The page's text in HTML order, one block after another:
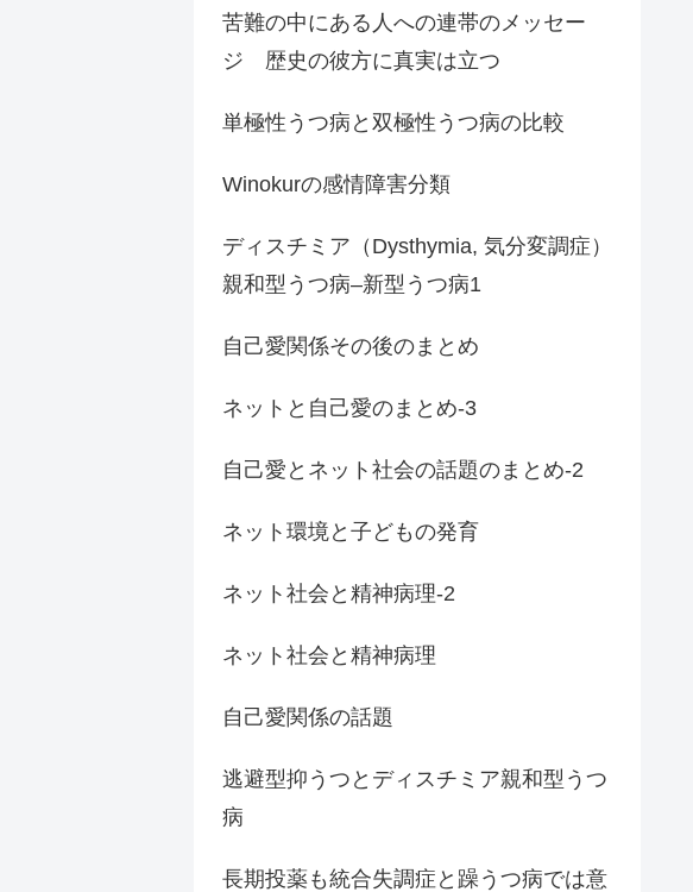
苦難の中にある人への連帯のメッセー
ジ 歴史の彼方に真実は立つ
単極性うつ病と双極性うつ病の比較
Winokurの感情障害分類
ディスチミア（Dysthymia, 気分変調症）
親和型うつ病–新型うつ病1
自己愛関係その後のまとめ
ネットと自己愛のまとめ-3
自己愛とネット社会の話題のまとめ-2
ネット環境と子どもの発育
ネット社会と精神病理-2
ネット社会と精神病理
自己愛関係の話題
逃避型抑うつとディスチミア親和型うつ
病
長期投薬も統合失調症と躁うつ病では意